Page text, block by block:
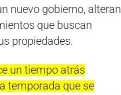
nuevo gobierno, alteran
que buscan
propiedades.
un tiempo atrás
temporada que se